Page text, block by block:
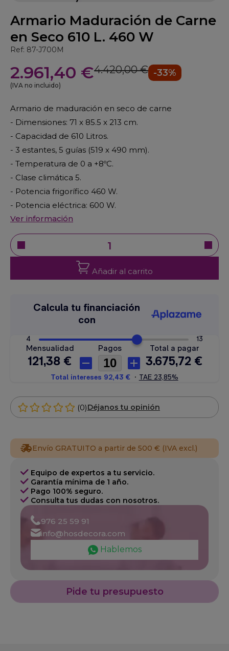
Armario Maduración de Carne
en Seco 610 L. 460 W
Ref: 87-J700M
2.961,40 €4.420,00 € -33%
(IVA no incluido)
Armario de maduración en seco de carne
- Dimensiones: 71 x 85.5 x 213 cm.
- Capacidad de 610 Litros.
- 3 estantes, 5 guías (519 x 490 mm).
- Temperatura de 0 a +8ºC.
- Clase climática 5.
- Potencia frigorífico 460 W.
- Potencia eléctrica: 600 W.
Ver información
Añadir al carrito
(0)Déjanos tu opinión
Envío GRATUITO a partir de 500 € (IVA excl.)
Equipo de expertos a tu servicio.
Garantía mínima de 1 año.
Pago 100% seguro.
Consulta tus dudas con nosotros.
976 25 59 91
info@hosdecora.com
Hablemos
Pide tu presupuesto